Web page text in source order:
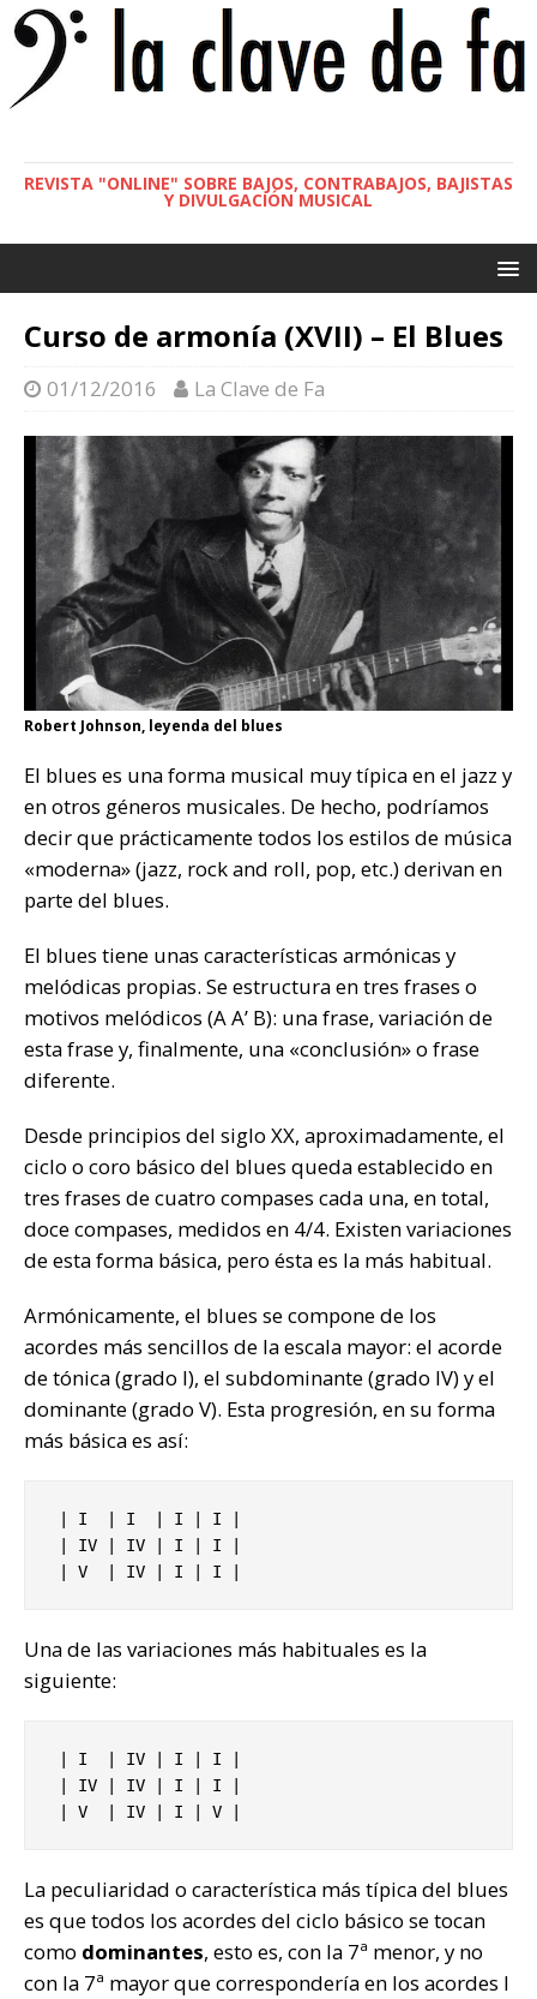
REVISTA "ONLINE" SOBRE BAJOS, CONTRABAJOS, BAJISTAS
Y DIVULGACIÓN MUSICAL
Curso de armonía (XVII) – El Blues
01/12/2016 La Clave de Fa
Robert Johnson, leyenda del blues
El blues es una forma musical muy típica en el jazz y
en otros géneros musicales. De hecho, podríamos
decir que prácticamente todos los estilos de música
«moderna» (jazz, rock and roll, pop, etc.) derivan en
parte del blues.
El blues tiene unas características armónicas y
melódicas propias. Se estructura en tres frases o
motivos melódicos (A A’ B): una frase, variación de
esta frase y, finalmente, una «conclusión» o frase
diferente.
Desde principios del siglo XX, aproximadamente, el
ciclo o coro básico del blues queda establecido en
tres frases de cuatro compases cada una, en total,
doce compases, medidos en 4/4. Existen variaciones
de esta forma básica, pero ésta es la más habitual.
Armónicamente, el blues se compone de los
acordes más sencillos de la escala mayor: el acorde
de tónica (grado I), el subdominante (grado IV) y el
dominante (grado V). Esta progresión, en su forma
más básica es así:
| V  | IV | I | I |
Una de las variaciones más habituales es la
siguiente:
| V  | IV | I | V |
La peculiaridad o característica más típica del blues
es que todos los acordes del ciclo básico se tocan
como dominantes, esto es, con la 7ª menor, y no
con la 7ª mayor que correspondería en los acordes I